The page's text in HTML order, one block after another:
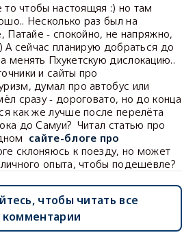
то чтобы настоящяя :) но там
Несколько раз был на
Патайе - спокойно, не напряжно,
А сейчас планирую добраться до
менять Пхукетскую дислокацию..
и сайты про
думал про автобус или
сразу - дороговато, но до конца
как же лучше после перелёта
до Самуи? Читал статью про
сайте-блоге про
склоняюсь к поезду, но может
опыта, чтобы подешевле?
чтобы читать все
комментарии